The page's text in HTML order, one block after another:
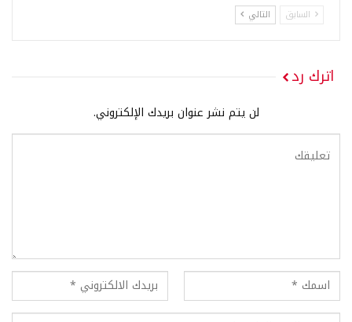
السابق التالي
اترك رد
لن يتم نشر عنوان بريدك الإلكتروني.